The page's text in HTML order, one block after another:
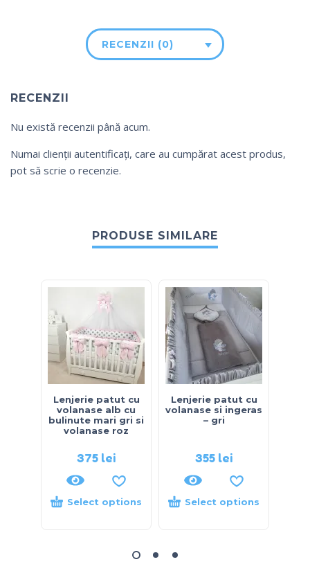
RECENZII (0)
RECENZII
Nu există recenzii până acum.
Numai clienții autentificați, care au cumpărat acest produs,
pot să scrie o recenzie.
PRODUSE SIMILARE
Lenjerie patut cu
volanase alb cu
bulinute mari gri si
volanase roz
375 lei
Select options
Lenjerie patut cu
volanase si ingeras
– gri
355 lei
Select options